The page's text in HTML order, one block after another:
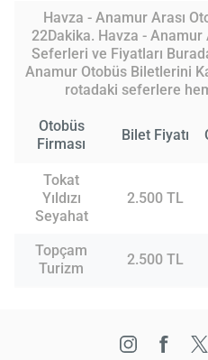
Havza - Anamur Arası
22Dakika. Havza - Anamur
Seferleri ve Fiyatları
Anamur Otobüs Biletlerini
rotadaki seferlere
Otobüs
Firması
Bilet Fiyatı
Tokat
Yıldızı
Seyahat
2.500 TL
Topçam
Turizm
2.500 TL